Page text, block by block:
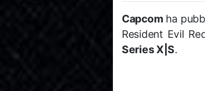
Capcom ha
Resident Evil
Series X|S.